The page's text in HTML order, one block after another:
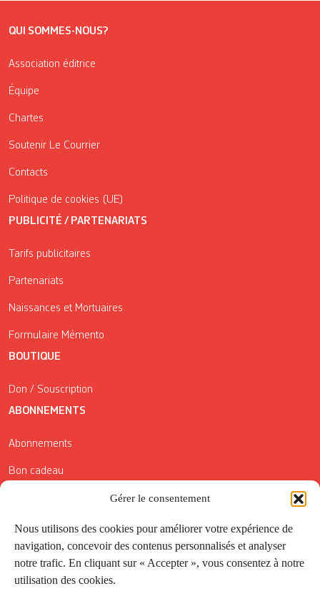
Gérer le consentement
Nous utilisons des cookies pour améliorer votre expérience de
navigation, concevoir des contenus personnalisés et analyser
notre trafic. En cliquant sur « Accepter », vous consentez à notre
utilisation des cookies.
QUI SOMMES-NOUS?
Association éditrice
Équipe
Chartes
Soutenir Le Courrier
Contacts
Politique de cookies (UE)
PUBLICITÉ / PARTENARIATS
Tarifs publicitaires
Partenariats
Naissances et Mortuaires
Formulaire Mémento
BOUTIQUE
Don / Souscription
ABONNEMENTS
Abonnements
Bon cadeau
Conditions générales de vente
Réductions de la Carte Côté Courrier
Application